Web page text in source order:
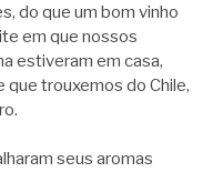
do que um bom vinho
em que nossos
estiveram em casa,
trouxemos do Chile,
seus aromas